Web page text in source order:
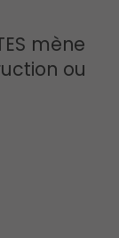
mène
ou